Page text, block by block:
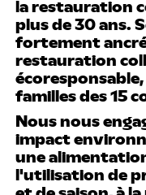
la restauration
plus de 30 ans.
fortement
restauration
familles des 15
Nous nous
impact
une
l'utilisation de